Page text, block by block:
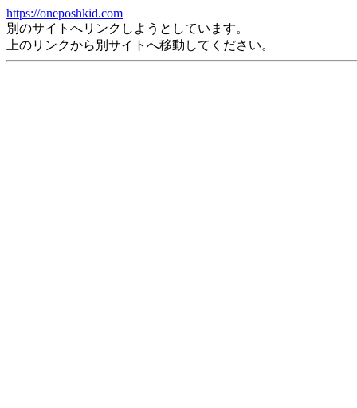
https://oneposhkid.com
別のサイトへリンクしようとしています。
上のリンクから別サイトへ移動してください。